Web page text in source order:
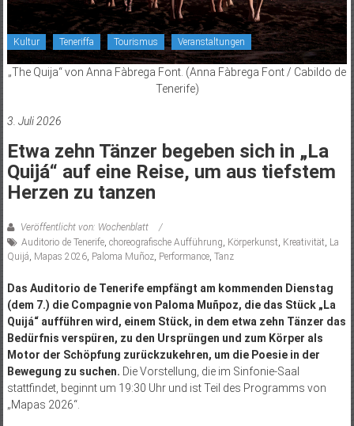
Kultur Teneriffa Tourismus Veranstaltungen
„The Quija“ von Anna Fàbrega Font. (Anna Fàbrega Font / Cabildo de
Tenerife)
3. Juli 2026
Etwa zehn Tänzer begeben sich in „La
Quijá“ auf eine Reise, um aus tiefstem
Herzen zu tanzen
Veröffentlicht von: Wochenblatt
Auditorio de Tenerife, choreografische Aufführung, Körperkunst, Kreativität, La
Quijá, Mapas 2026, Paloma Muñoz, Performance, Tanz
Das Auditorio de Tenerife empfängt am kommenden Dienstag
(dem 7.) die Compagnie von Paloma Muñpoz, die das Stück „La
Quijá“ aufführen wird, einem Stück, in dem etwa zehn Tänzer das
Bedürfnis verspüren, zu den Ursprüngen und zum Körper als
Motor der Schöpfung zurückzukehren, um die Poesie in der
Bewegung zu suchen. Die Vorstellung, die im Sinfonie-Saal
stattfindet, beginnt um 19:30 Uhr und ist Teil des Programms von
„Mapas 2026“.